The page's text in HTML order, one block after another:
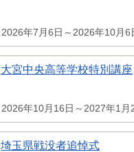
2026年7月6日～2026年10月6
大宮中央高等学校特別講座
2026年10月16日～2027年1月
埼玉県戦没者追悼式